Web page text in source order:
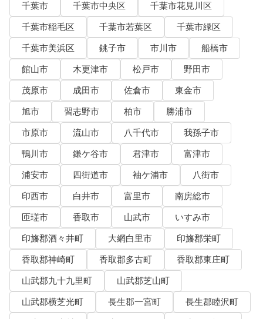
千葉市 千葉市中央区
千葉市花見川区
千葉市稲毛区
千葉市若葉区
千葉市緑区
千葉市美浜区
銚子市 市川市
船橋市
館山市
木更津市 松戸市
野田市
茂原市
成田市 佐倉市
東金市
旭市
習志野市 柏市
勝浦市
市原市
流山市 八千代市
我孫子市
鴨川市
鎌ケ谷市 君津市
富津市
浦安市
四街道市 袖ケ浦市
八街市
印西市
白井市 富里市
南房総市
匝瑳市
香取市 山武市
いすみ市
印旛郡酒々井町
大網白里市
印旛郡栄町
香取郡神崎町
香取郡多古町
香取郡東庄町
山武郡九十九里町
山武郡芝山町
山武郡横芝光町
長生郡一宮町
長生郡睦沢町